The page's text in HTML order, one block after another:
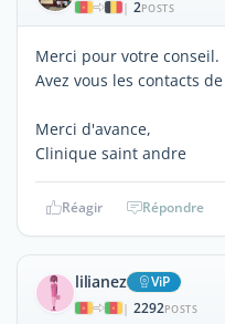
| 2POSTS
Merci pour votre conseil.
Avez vous les contacts
Merci d'avance,
Clinique saint andre
Réagir Répondre
lilianez ViP
| 2292POSTS